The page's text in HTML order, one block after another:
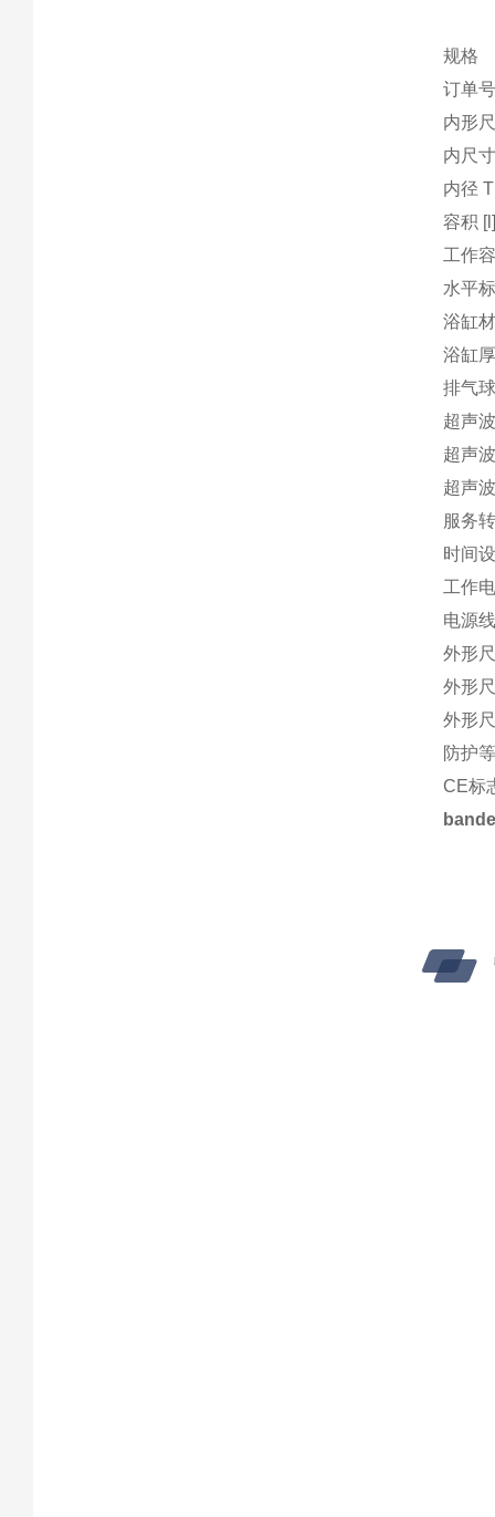
规格
订单
内形
内尺
内径
容积
工作
水平
浴缸
浴缸
排气
超声
超声
超声
服务
时间
工作
电源
外形
外形
外形
防护
CE标